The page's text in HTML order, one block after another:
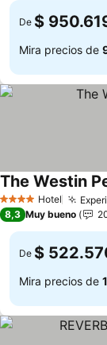
De $
Mira precios de
4 EstrellasHotel
The Westin
8,3 Muy bueno
De $
Mira precios de